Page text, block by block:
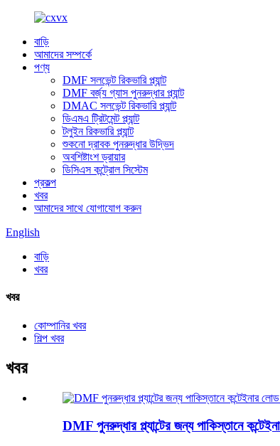
বাড়ি
আমাদের সম্পর্কে
পণ্য
DMF সলভেন্ট রিকভারি প্ল্যান্ট
DMF বর্জ্য গ্যাস পুনরুদ্ধার প্ল্যান্ট
DMAC সলভেন্ট রিকভারি প্ল্যান্ট
ডিএমএ ট্রিটমেন্ট প্ল্যান্ট
টলুইন রিকভারি প্ল্যান্ট
শুকনো দ্রাবক পুনরুদ্ধার উদ্ভিদ
অবশিষ্টাংশ ড্রায়ার
ডিসিএস কন্ট্রোল সিস্টেম
প্রকল্প
খবর
আমাদের সাথে যোগাযোগ করুন
English
বাড়ি
খবর
খবর
কোম্পানির খবর
শিল্প খবর
খবর
DMF পুনরুদ্ধার প্ল্যান্টের জন্য পাকিস্তানে